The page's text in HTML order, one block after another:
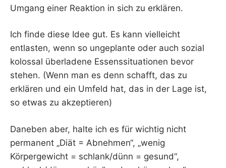
Umgang einer Reaktion in sich zu erklären.
Ich finde diese Idee gut. Es kann vielleicht
entlasten, wenn so ungeplante oder auch sozial
kolossal überladene Essenssituationen bevor
stehen. (Wenn man es denn schafft, das zu
erklären und ein Umfeld hat, das in der Lage ist,
so etwas zu akzeptieren)
Daneben aber, halte ich es für wichtig nicht
permanent „Diät = Abnehmen“, „wenig
Körpergewicht = schlank/dünn = gesund“,